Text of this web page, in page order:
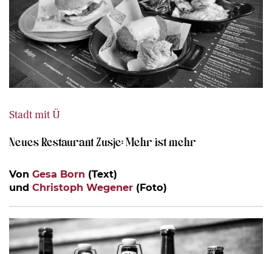
Stadt mit Ü
Neues Restaurant Zusje: Mehr ist mehr
Von Gesa Born (Text)
und Christoph Wegener (Foto)